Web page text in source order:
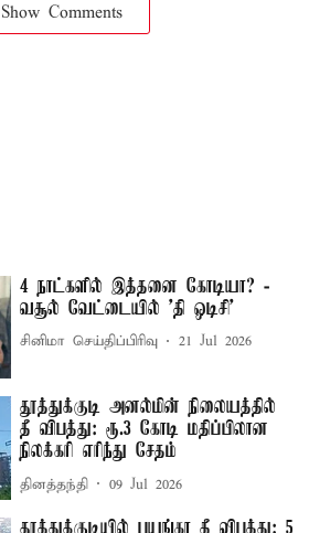
Show Comments
4 நாட்களில் இத்தனை கோடியா? -
வசூல் வேட்டையில் ’தி ஒடிசி’
சினிமா செய்திப்பிரிவு 21 Jul 2026
தூத்துக்குடி அனல்மின் நிலையத்தில்
தீ விபத்து: ரூ.3 கோடி மதிப்பிலான
நிலக்கரி எரிந்து சேதம்
தினத்தந்தி 09 Jul 2026
தூத்துக்குடியில் பயங்கர தீ விபத்து: 5